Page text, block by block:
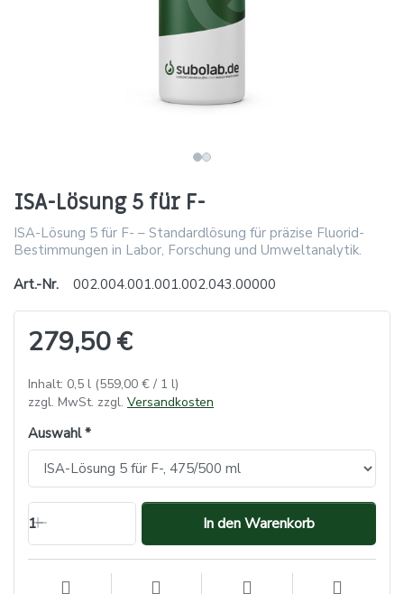
ISA-Lösung 5 für F-
ISA-Lösung 5 für F- – Standardlösung für präzise Fluorid-
Bestimmungen in Labor, Forschung und Umweltanalytik.
Art.-Nr.
002.004.001.001.002.043.00000
279,50 €
Inhalt: 0,5 l (559,00 € / 1 l)
zzgl. MwSt. zzgl. Versandkosten
Auswahl
1 In den Warenkorb